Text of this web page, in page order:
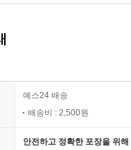
예스24 배송
배송비 : 2,500원
안전하고 정확한 포장을 위